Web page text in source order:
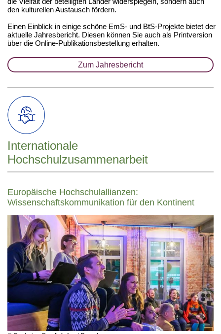
den kulturellen Austausch fördern.
Einen Einblick in einige schöne EmS- und BtS-Projekte bietet der
aktuelle Jahresbericht. Diesen können Sie auch als Printversion
über die Online-Publikationsbestellung erhalten.
Zum Jahresbericht
Internationale
Hochschulzusammenarbeit
Europäische Hochschulallianzen:
Wissenschaftskommunikation für den Kontinent